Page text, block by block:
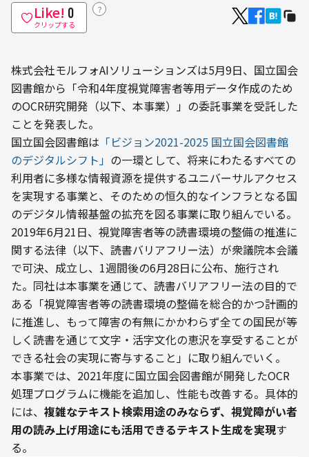
Like! 0
クリップする
？
株式会社モルフォAIソリューションズは5月9日、国立国会
図書館から「令和4年度視覚障害者等用データ作成のため
のOCR研究開発（以下、本事業）」の委託事業を受託した
ことを発表した。
国立国会図書館は 「ビジョン2021-2025 国立国会図書館
のデジタルシフト」 の一環として、将来にわたるすべての
利用者に多様な情報資源を提供するユニバーサルアクセス
を実現する事業と、そのための恒久的なインフラとなる国
のデジタル情報基盤の拡充を図る事業に取り組んでいる。
2019年6月21日、視覚障害者等の読書環境の整備の推進に
関する法律（以下、読書バリアフリー法）が衆議院本会議
で可決、成立し、1週間後の6月28日に公布、施行され
た。同社は本事業を通じて、読書バリアフリー法の目的で
ある「視覚障害者等の読書環境の整備を総合的かつ計画的
に推進し、もって障害の有無にかかわらず全ての国民が等
しく読書を通じて文字・活字文化の恵沢を享受することが
できる社会の実現に寄与すること」に取り組んでいく。
本事業では、2021年度に国立国会図書館が開発したOCR
処理プログラムに機能を追加し、性能も改善する。具体的
には、 複雑なテキスト検索用途のみならず、視覚障がい者
用の読み上げ用途にも活用できるテキスト生成を実現す
る。